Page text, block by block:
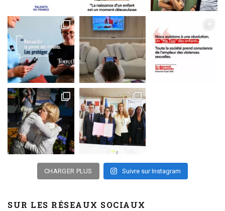
CHARGER PLUS Suivre sur Instagram
SUR LES RÉSEAUX SOCIAUX